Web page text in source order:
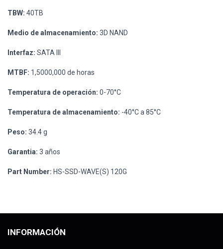
TBW: 40TB
Medio de almacenamiento: 3D NAND
Interfaz: SATA III
MTBF: 1,5000,000 de horas
Temperatura de operación: 0-70°C
Temperatura de almacenamiento: -40°C a 85°C
Peso: 34.4 g
Garantia: 3 años
Part Number: HS-SSD-WAVE(S) 120G
INFORMACIÓN